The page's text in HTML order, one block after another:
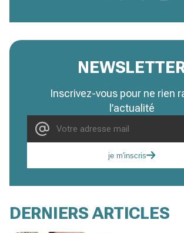
Inscrivez-vous pour ne rien
l’actualité
je m'inscris
DERNIERS ARTICLES